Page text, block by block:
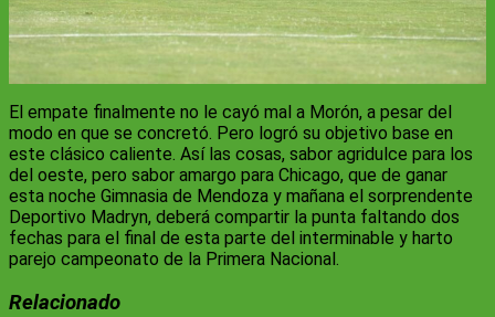
El empate finalmente no le cayó mal a Morón, a pesar del
modo en que se concretó. Pero logró su objetivo base en
este clásico caliente. Así las cosas, sabor agridulce para los
del oeste, pero sabor amargo para Chicago, que de ganar
esta noche Gimnasia de Mendoza y mañana el sorprendente
Deportivo Madryn, deberá compartir la punta faltando dos
fechas para el final de esta parte del interminable y harto
parejo campeonato de la Primera Nacional.
Relacionado